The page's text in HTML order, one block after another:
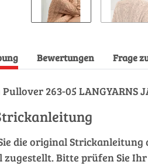
Bewertungen Frage
263-05 LANGYARNS
die original
zugestellt. Bitte prüfen Sie